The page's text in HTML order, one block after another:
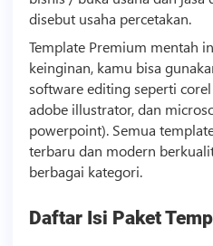
disebut usaha percetakan.
TemplatePremium mentah
keinginan, kamu bisa
software editing seperti
adobe illustrator, dan
powerpoint). Semua
terbaru dan modern
berbagai kategori.
Daftar Isi Paket